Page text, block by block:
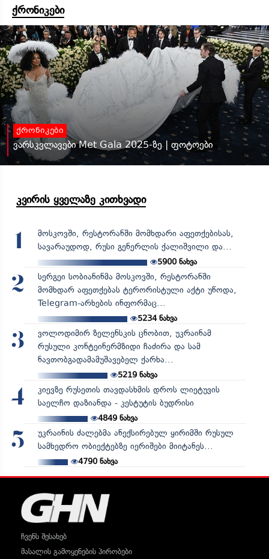
ქრონიკები
ქრონიკები
ვარსკვლავები Met Gala 2025-ზე | ფოტოები
კვირის ყველაზე კითხვადი
1
მოსკოვში, რესტორანში მომხდარი აფეთქებისას,
სავარაუდოდ, რუსი გენერლის ქალიშვილი და...
5900ნახვა
2
სერგეი სობიანინმა მოსკოვში, რესტორანში
მომხდარ აფეთქებას ტერორისტული აქტი უწოდა,
Telegram-არხების ინფორმაც...
5234ნახვა
3
ვოლოდიმირ ზელენსკის ცნობით, უკრაინამ
რუსული კონტეინერმზიდი ჩაძირა და სამ
ნავთობგადამამუშავებელ ქარხა...
5219ნახვა
4
კიევზე რუსეთის თავდასხმის დროს ლიეტუვის
საელჩო დაზიანდა - კესტუტის ბუდრისი
4849ნახვა
5
უკრაინის ძალებმა ანექსირებულ ყირიმში რუსულ
სამხედრო ობიექტებზე იერიშები მიიტანეს...
4790ნახვა
ჩვენს შესახებ
მასალის გამოყენების პირობები